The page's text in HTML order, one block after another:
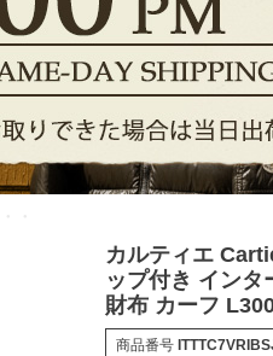
カルティエ
ップ付き イン
財布 カーフ
商品番号